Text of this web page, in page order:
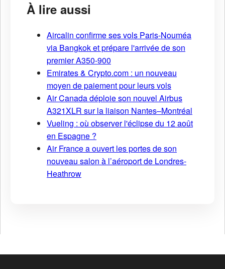
À lire aussi
Aircalin confirme ses vols Paris-Nouméa
via Bangkok et prépare l'arrivée de son
premier A350-900
Emirates & Crypto.com : un nouveau
moyen de paiement pour leurs vols
Air Canada déploie son nouvel Airbus
A321XLR sur la liaison Nantes–Montréal
Vueling : où observer l'éclipse du 12 août
en Espagne ?
Air France a ouvert les portes de son
nouveau salon à l’aéroport de Londres-
Heathrow